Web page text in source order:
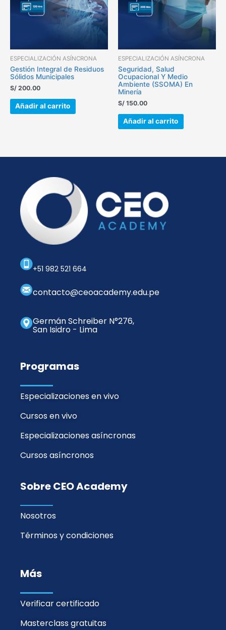
ESPECIALIZACIÓN ASÍNCRONA
Gestión Integral de Residuos
Sólidos Municipales
S/ 200.00
Añadir al carrito
ESPECIALIZACIÓN ASÍNCRONA
Seguridad, Salud
Ocupacional Y Medio
Ambiente (SSOMA) En
Minería
S/ 150.00
Añadir al carrito
+51 982 521 664
contacto@ceoacademy.edu.pe
Germán Schreiber N°276,
San Isidro - Lima
Programas
Especializaciones en vivo
Cursos en vivo
Especializaciones asíncronas
Cursos asíncronos
Sobre CEO Academy
Nosotros
Términos y condiciones
Más
Verificar certificado
Masterclass gratuitas